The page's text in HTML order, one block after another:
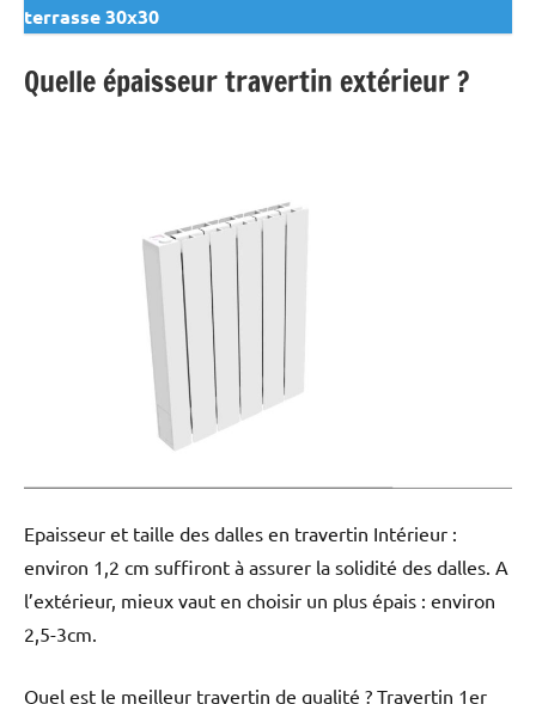
terrasse 30x30
Quelle épaisseur travertin extérieur ?
Epaisseur et taille des dalles en travertin Intérieur :
environ 1,2 cm suffiront à assurer la solidité des dalles. A
l’extérieur, mieux vaut en choisir un plus épais : environ
2,5-3cm.
Quel est le meilleur travertin de qualité ? Travertin 1er